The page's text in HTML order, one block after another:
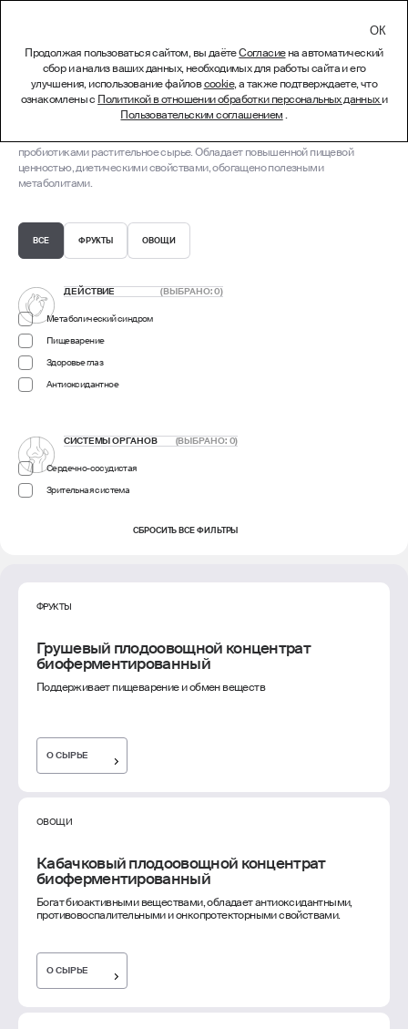
Ферментированные
продукты
пробиотиками растительное сырье. Обладает повышенной пищевой
ценностью, диетическими свойствами, обогащено полезными
метаболитами.
ВСЕ ФРУКТЫ ОВОЩИ
ДЕЙСТВИЕ (ВЫБРАНО:0)
Метаболический синдром
Пищеварение
Здоровье глаз
Антиоксидантное
СИСТЕМЫ ОРГАНОВ (ВЫБРАНО:0)
Сердечно-сосудистая
Зрительная система
СБРОСИТЬ ВСЕ ФИЛЬТРЫ
ФРУКТЫ
Грушевый плодоовощной концентрат
биоферментированный
Поддерживает пищеварение и обмен веществ
О СЫРЬЕ
ОВОЩИ
Кабачковый плодоовощной концентрат
биоферментированный
Богат биоактивными веществами, обладает антиоксидантными,
противовоспалительными и онкопротекторными свойствами.
О СЫРЬЕ
Продолжая пользоваться сайтом, вы даётеСогласиена автоматический
сбор и анализ ваших данных, необходимых для работы сайта и его
улучшения, использование файловcookie, а также подтверждаете, что
ознакомлены с Политикой в отношении обработки персональных данныхи
Пользовательским соглашением.